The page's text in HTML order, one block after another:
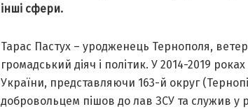
інші сфери.
Тарас Пастух – уродженець Тернополя,
громадський діяч і політик. У 2014-2019
України, представляючи 163-й округ
добровольцем пішов до лав ЗСУ та служив у